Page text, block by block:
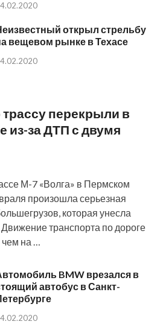
открыл стрельбу
вещевом рынке в Техасе
перекрыли в
из-за ДТП с двумя
М-7 «Волга» в Пермском
произошла серьезная
которая унесла
транспорта по дороге
на …
BMW врезался в
автобус в Санкт-